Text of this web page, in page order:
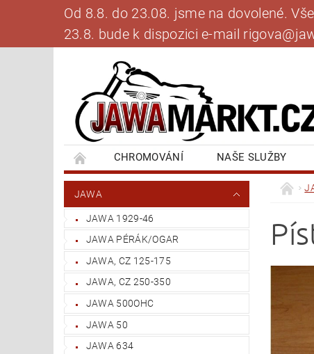
Od 8.8. do 23.08. jsme na dovolené.
23.8. bude k dispozici e-mail
CHROMOVÁNÍ NAŠE SLUŽBY
BANKOVNÍ SPOJENÍ
NAPIŠTE NÁM
JAWA
JAWA 1929-46
JAWA PÉRÁK/OGAR
JAWA, CZ 125-175
JAWA, CZ 250-350
JAWA 500OHC
JAWA 50
JAWA 634